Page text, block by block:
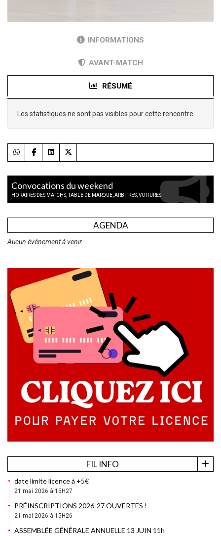
INFORMATIONS
AVANT-MATCH
RÉSUMÉ
Les statistiques ne sont pas visibles pour cette rencontre.
Convocations du weekend
HORAIRES DES MATCHS, TABLE DE MARQUE, ARBITRES, VOITURES
AGENDA
Aucun événement à venir
FIL INFO
date limite licence à +5€
21 mai 2026 à 15H27
PRÉINSCRIPTIONS 2026-27 OUVERTES !
21 mai 2026 à 15H26
ASSEMBLÉE GÉNÉRALE ANNUELLE 13 JUIN 11h